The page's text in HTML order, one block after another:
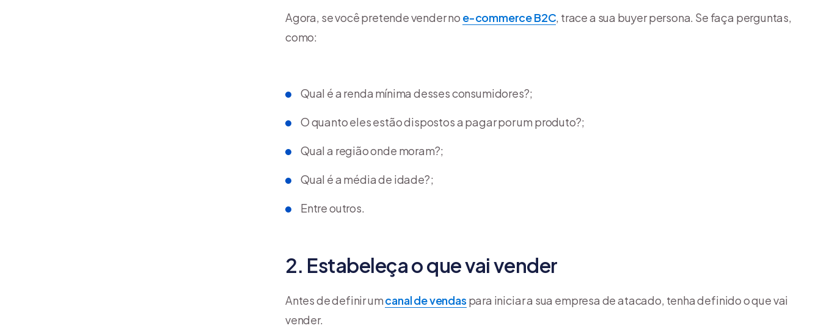
Agora, se você pretende vender no e-commerce B2C, trace a sua buyer persona. Se faça perguntas,
como:
Qual é a renda mínima desses consumidores?;
O quanto eles estão dispostos a pagar por um produto?;
Qual a região onde moram?;
Qual é a média de idade?;
Entre outros.
2. Estabeleça o que vai vender
Antes de definir umcanal de vendas para iniciar a sua empresa de atacado, tenha definido o que vai
vender.